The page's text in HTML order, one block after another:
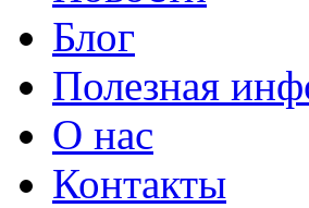
Блог
Полезная
О нас
Контакты